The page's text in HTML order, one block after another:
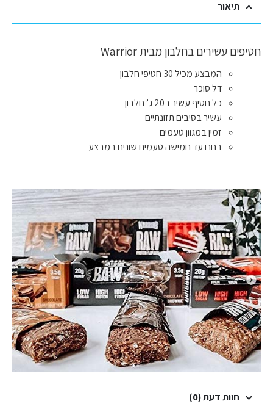
תיאור
חטיפים עשירים בחלבון מבית Warrior
המבצע מכיל 30 חטיפי חלבון
דל סוכר
כל חטיף עשיר ב20 ג’ חלבון
עשיר בסיבים תזונתיים
זמין במגוון טעמים
בחרו עד חמישה טעמים שונים במבצע
חוות דעת (0)